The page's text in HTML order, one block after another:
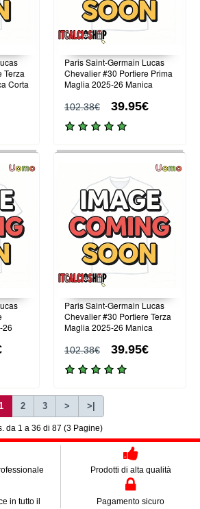
Terza
Corta
Paris Saint-Germain Lucas
Chevalier #30 Portiere Prima
Maglia 2025-26 Manica
102.38€ 39.95€
26
Paris Saint-Germain Lucas
Chevalier #30 Portiere Terza
Maglia 2025-26 Manica
102.38€ 39.95€
2 3 > >|
da 1 a 36 di 87 (3 Pagine)
Prodotti di alta qualità
in tutto il
Pagamento sicuro